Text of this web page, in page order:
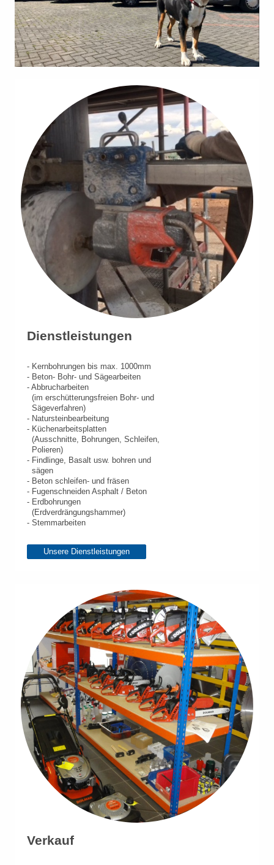
Dienstleistungen
- Kernbohrungen bis max. 1000mm
- Beton- Bohr- und Sägearbeiten
- Abbrucharbeiten
(im erschütterungsfreien Bohr- und
Sägeverfahren)
- Natursteinbearbeitung
- Küchenarbeitsplatten
(Ausschnitte, Bohrungen, Schleifen,
Polieren)
- Findlinge, Basalt usw. bohren und
sägen
- Beton schleifen- und fräsen
- Fugenschneiden Asphalt / Beton
- Erdbohrungen
(Erdverdrängungshammer)
- Stemmarbeiten
Unsere Dienstleistungen
Verkauf